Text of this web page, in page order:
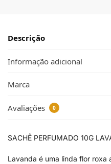
Descrição
Informação adicional
Marca
Avaliações 0
SACHÊ PERFUMADO 10G
Lavanda é uma linda flor roxa